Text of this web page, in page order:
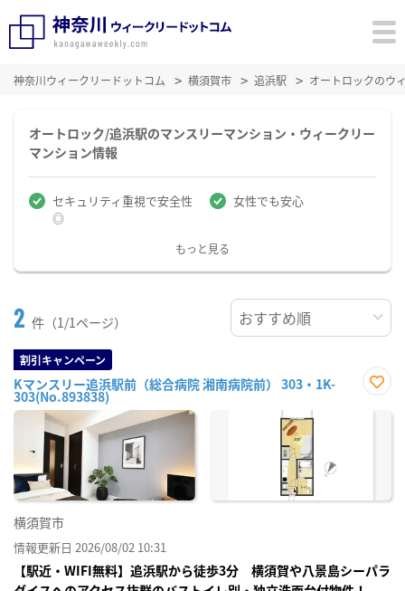
神奈川ウィークリードットコム 横須賀市 追浜駅 オートロックのウ
オートロック/追浜駅のマンスリーマンション・ウィークリー
マンション情報
セキュリティ重視で安全性
◎
女性でも安心
もっと見る
2 件（1/1ページ）
割引キャンペーン
Kマンスリー追浜駅前（総合病院 湘南病院前） 303・1K-
303(No.893838)
に入
横須賀市
情報更新日 2026/08/02 10:31
【駅近・WIFI無料】追浜駅から徒歩3分 横須賀や八景島シーパラ